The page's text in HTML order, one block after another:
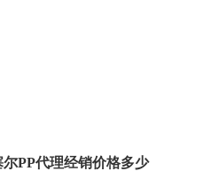
尔PP代理经销价格多少